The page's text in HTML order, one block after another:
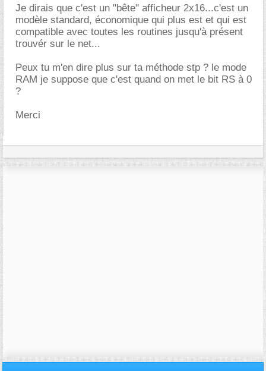
Je dirais que c'est un "bête" afficheur 2x16...c'est un
modèle standard, économique qui plus est et qui est
compatible avec toutes les routines jusqu'à présent
trouvér sur le net...
Peux tu m'en dire plus sur ta méthode stp ? le mode
RAM je suppose que c'est quand on met le bit RS à 0
?
Merci